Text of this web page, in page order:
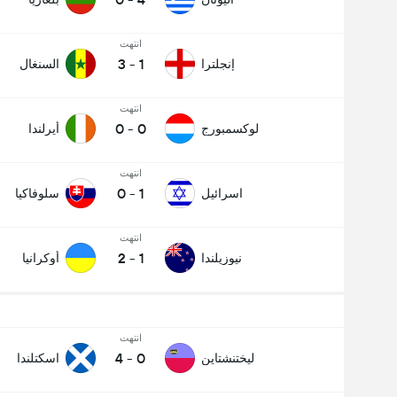
إنجلترا
انتهت
1
-
3 السنغال
لوكسمبورج
انتهت
0
-
0 أيرلندا
اسرائيل
انتهت
1
-
0 سلوفاكيا
نيوزيلندا
انتهت
1
-
2 أوكرانيا
ليختنشتاين
انتهت
0
-
4 اسكتلندا